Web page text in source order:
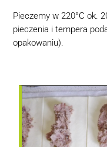
Pieczemy w 220°C ok.
pieczenia i tempera
opakowaniu).